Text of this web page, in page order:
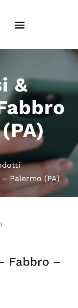
&
Palermo (PA)
Fabbro –